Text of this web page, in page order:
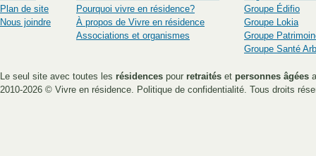
Plan de site
Nous joindre
Pourquoi vivre en résidence?
À propos de Vivre en résidence
Associations et organismes
Groupe Édifio
Groupe Lokia
Groupe
Groupe Santé
Le seul site avec toutes les résidences pour retraités et personnes âgées
2010-2026 © Vivre en résidence Politique de confidentialité . Tous droits